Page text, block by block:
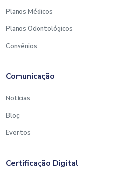
Planos Médicos
Planos Odontológicos
Convênios
Comunicação
Notícias
Blog
Eventos
Certificação Digital